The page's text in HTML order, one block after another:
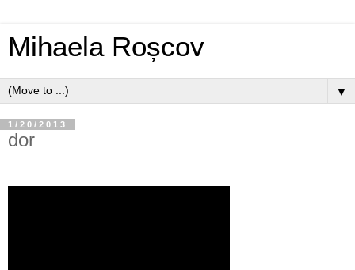
Mihaela Roșcov
▼
1/20/2013
dor